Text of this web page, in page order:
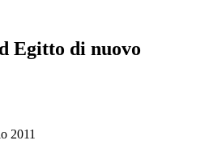
Egitto di nuovo
2011